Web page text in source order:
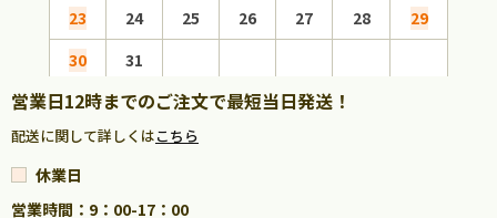
23
24 25 26 27 28
29
30
31
営業日12時までのご注文で最短当日発送！
配送に関して詳しくはこちら
休業日
営業時間：9：00-17：00